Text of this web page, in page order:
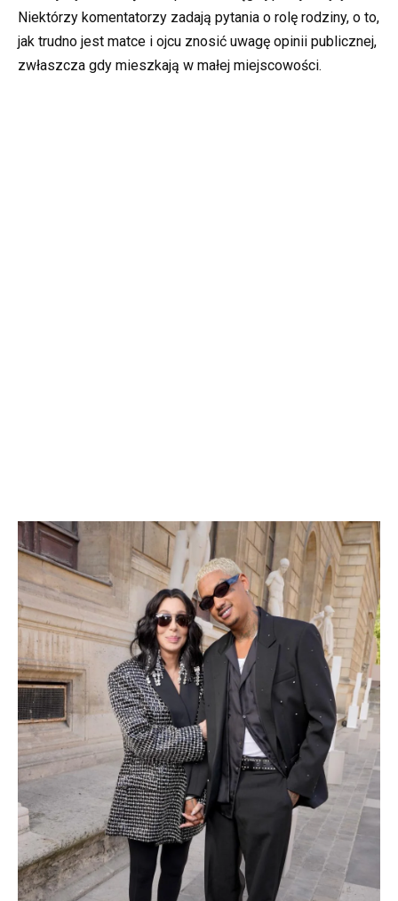
Niektórzy komentatorzy zadają pytania o rolę rodziny, o to,
jak trudno jest matce i ojcu znosić uwagę opinii publicznej,
zwłaszcza gdy mieszkają w małej miejscowości.